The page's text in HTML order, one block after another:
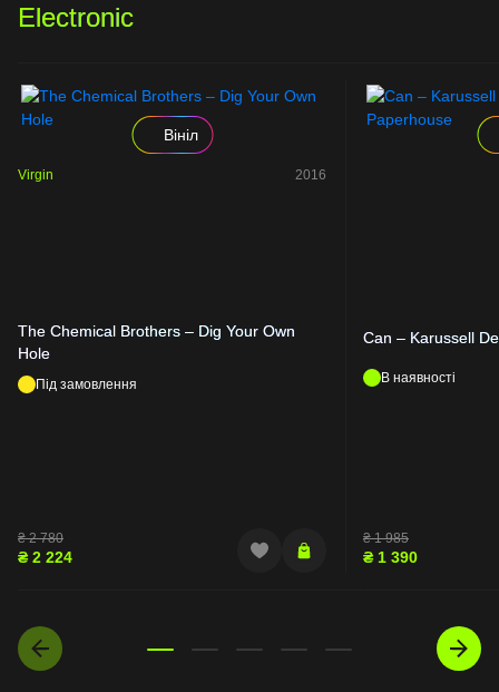
Electronic
Вініл
Virgin 2016
The Chemical Brothers – Dig Your Own
Hole
Під замовлення
₴2 780
₴ 2 224
Can – Karussell
В наявності
₴1 985
₴ 1 390